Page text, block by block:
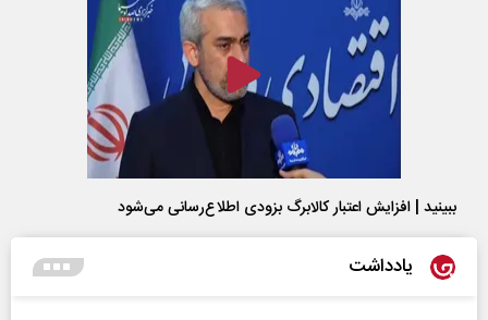
ببینید | افزایش اعتبار کالابرگ بزودی اطلاع‌رسانی می‌شود
یادداشت